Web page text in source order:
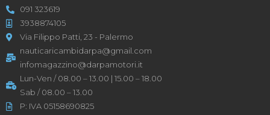
091 323619
3938874105
Via Filippo Patti, 23 - Palermo
nauticaricambidarpa@gmail.com
infomagazzino@darpamotori.it
Lun-Ven / 08.00 – 13.00 | 15.00 – 18.00
Sab / 08.00 – 13.00
P: IVA 05158690825